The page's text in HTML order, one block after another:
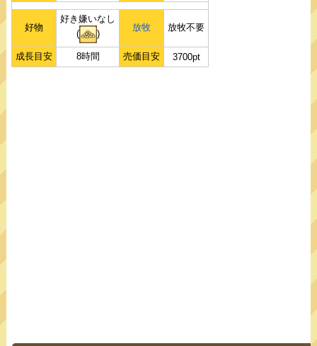
好物
好き嫌いなし
(
)
放牧 放牧不要
成長目安 8時間 売価目安 3700pt